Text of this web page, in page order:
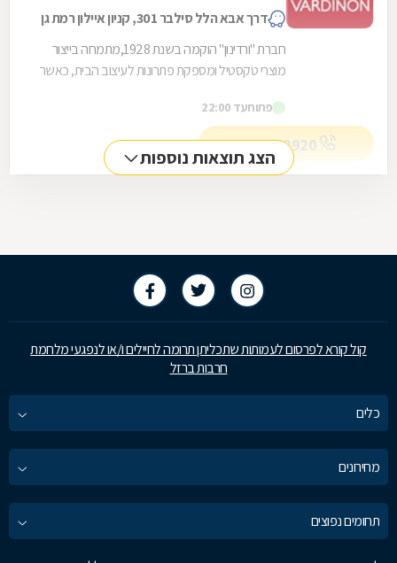
דרך אבא הלל סילבר 301, קניון איילון רמת גן
חברת "ורדינון" הוקמה בשנת 1928,מתמחה בייצור
מוצרי טקסטיל ומספקת פתרונות לעיצוב הבית, כאשר
פתוחעד 22:00
הצג תוצאות נוספות
קול קורא לפרסום לעמותות שתכליתן תרומה לחיילים ו/או לנפגעי מלחמת
חרבות ברזל
כלים
מחירונים
תחומים נפוצים